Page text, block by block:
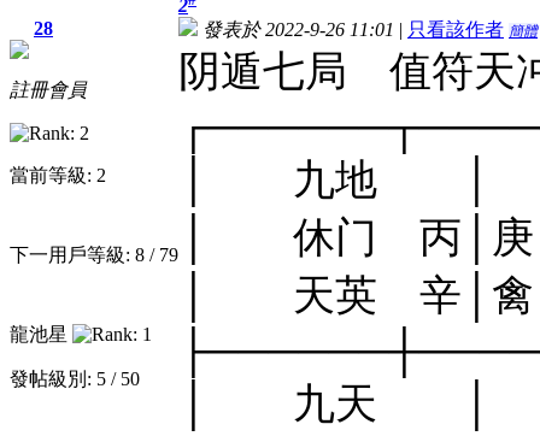
28
註冊會員
當前等級: 2
下一用戶等級: 8 / 79
龍池星
發帖級別: 5 / 50
2
發表於 2022-9-26 11:01 | 只看該作者 簡體
阴遁七局 值符天
│ 九地 │
│ 休门 丙│
│ 天英 辛│
│ 九天